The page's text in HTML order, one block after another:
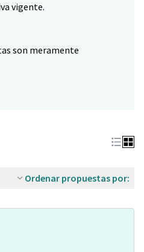
vigente.
son meramente
Ordenar propuestas por: